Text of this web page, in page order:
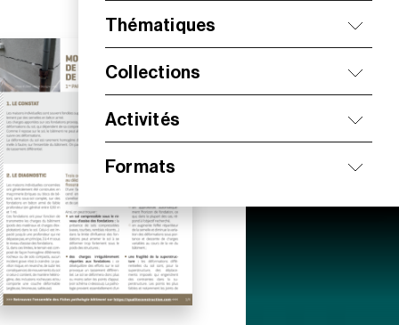
Thématiques
Collections
Activités
Formats